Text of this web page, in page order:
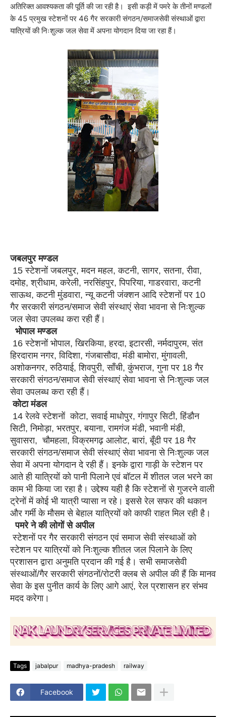
अतिरिक्त आवश्यकता की पूर्ति की जा रही है। इसी कड़ी में पमरे के तीनों मण्डलों
के 45 प्रमुख स्टेशनों पर 46 गैर सरकारी संगठन/समाजसेवी संस्थाओं द्वारा
यात्रियों की निःशुल्क जल सेवा में अपना योगदान दिया जा रहा हैं।
जबलपुर मण्डल
15 स्टेशनों जबलपुर, मदन महल, कटनी, सागर, सतना, रीवा,
दमोह, श्रीधाम, करेली, नरसिंहपुर, पिपरिया, गाडरवारा, कटनी
साऊथ, कटनी मुंडवारा, न्यू कटनी जंक्शन आदि स्टेशनों पर 10
गैर सरकारी संगठन/समाज सेवी संस्थाएं सेवा भावना से निःशुल्क
जल सेवा उपलब्ध करा रही हैं।
भोपाल मण्डल
16 स्टेशनों भोपाल, खिरकिया, हरदा, इटारसी, नर्मदापुरम, संत
हिरदाराम नगर, विदिशा, गंजबासौदा, मंडी बामोरा, मुंगावली,
अशोकनगर, रुठियाई, शिवपुरी, साँची, कुंभराज, गुना पर 18 गैर
सरकारी संगठन/समाज सेवी संस्थाएं सेवा भावना से निःशुल्क जल
सेवा उपलब्ध करा रही हैं।
कोटा मंडल
14 रेलवे स्टेशनों कोटा, सवाई माधोपुर, गंगापुर सिटी, हिंडौन
सिटी, निमोड़ा, भरतपुर, बयाना, रामगंज मंडी, भवानी मंडी,
सुवासरा, चौमहला, विक्रमगढ़ आलोट, बारां, बूँदी पर 18 गैर
सरकारी संगठन/समाज सेवी संस्थाएं सेवा भावना से निःशुल्क जल
सेवा में अपना योगदान दे रही हैं। इनके द्वारा गाड़ी के स्टेशन पर
आते ही यात्रियों को पानी पिलाने एवं बॉटल में शीतल जल भरने का
काम भी किया जा रहा है। उद्देश्य यही है कि स्टेशनों से गुजरने वाली
ट्रेनों में कोई भी यात्री प्यासा न रहे। इससे रेल सफर की थकान
और गर्मी के मौसम से बेहाल यात्रियों को काफी राहत मिल रही है।
पमरे ने की लोगों से अपील
स्टेशनों पर गैर सरकारी संगठन एवं समाज सेवी संस्थाओं को
स्टेशन पर यात्रियों को निःशुल्क शीतल जल पिलाने के लिए
प्रशासन द्वारा अनुमति प्रदान की गई है। सभी समाजसेवी
संस्थाओं/गैर सरकारी संगठनों/रोटरी क्लब से अपील की हैं कि मानव
सेवा के इस पुनीत कार्य के लिए आगे आएं, रेल प्रशासन हर संभव
मदद करेगा।
Tags jabalpur madhya-pradesh railway
Facebook